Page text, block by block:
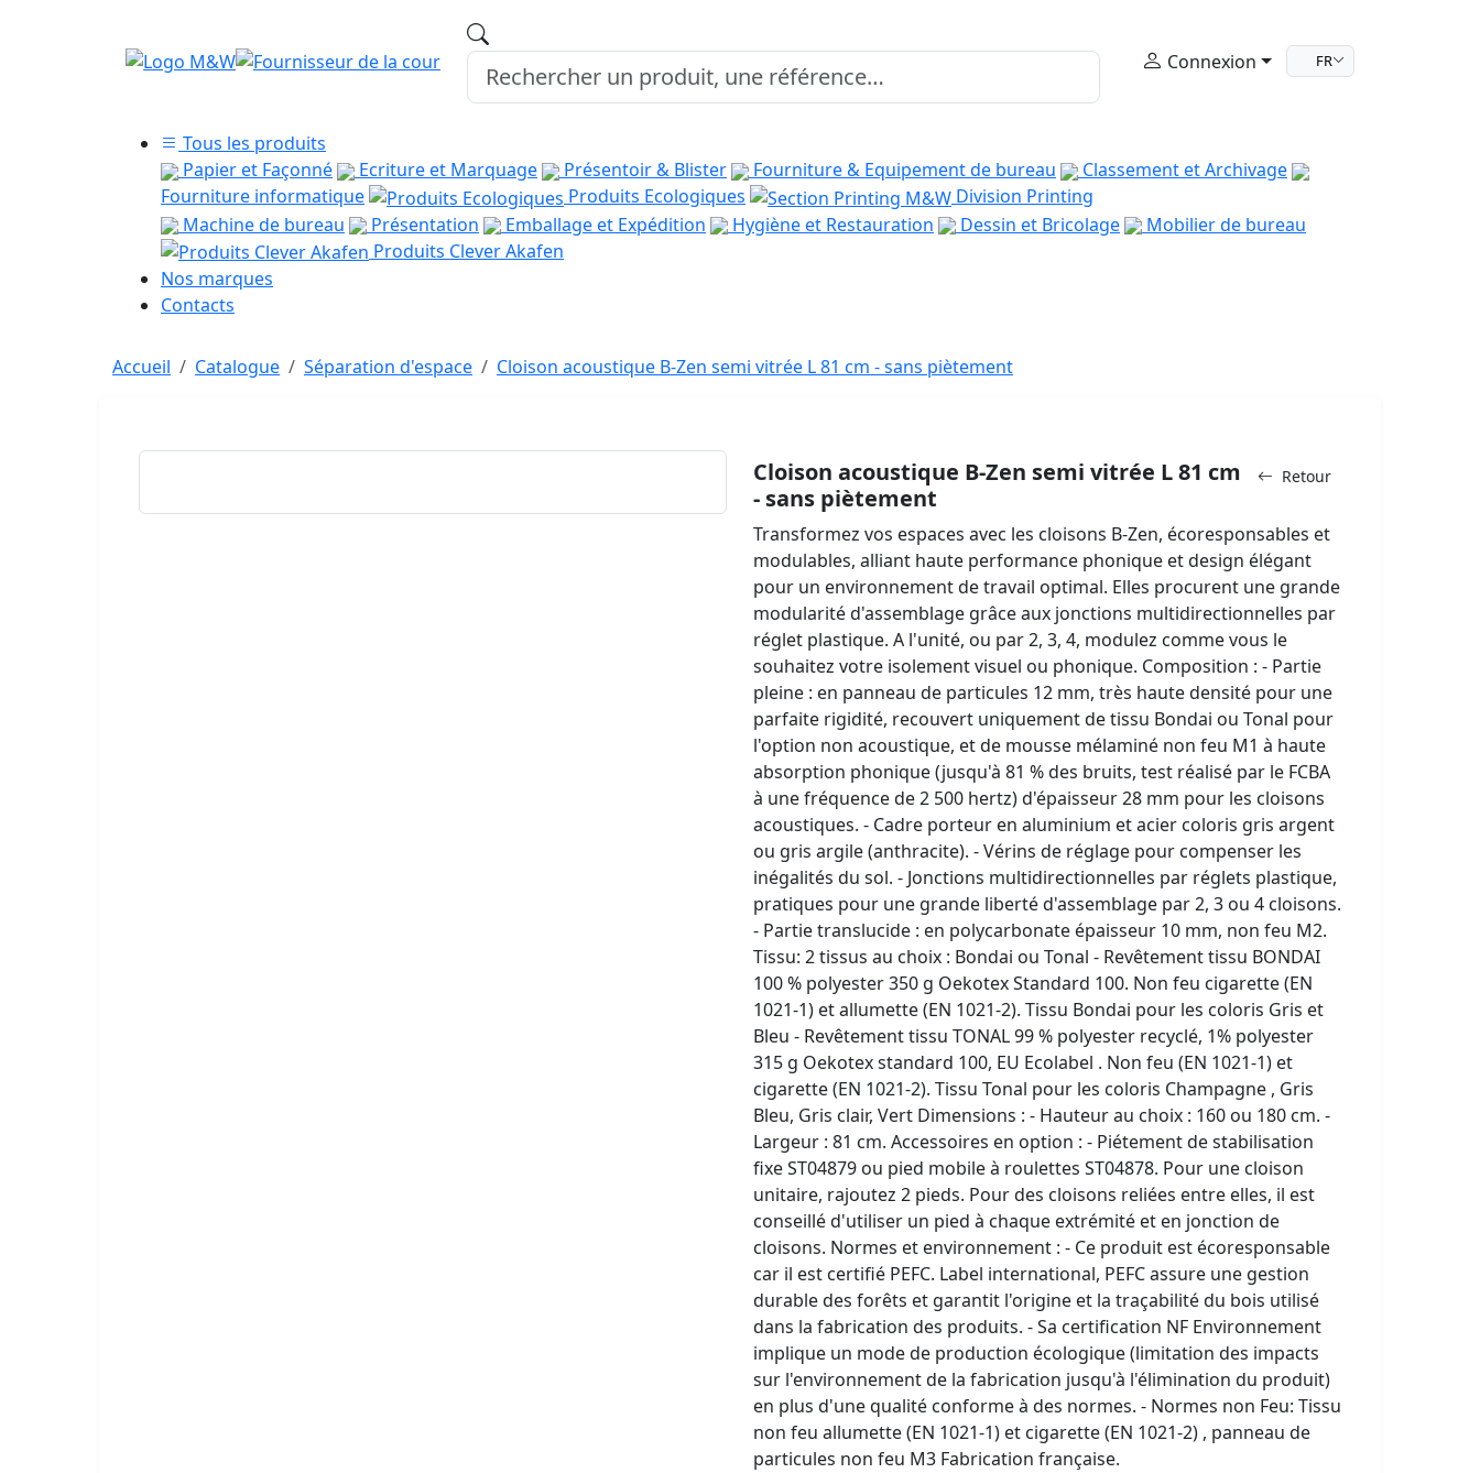
Connexion FR
Tous les produits
Papier et Façonné
Ecriture et Marquage Présentoir & Blister Fourniture & Equipement de bureau
Classement et Archivage
Fourniture informatique
Produits Ecologiques
Division Printing
Machine de bureau
Présentation Emballage et Expédition Hygiène et Restauration Dessin et Bricolage
Mobilier de bureau
Produits Clever Akafen
Nos marques
Contacts
Accueil Catalogue Séparation d'espace Cloison acoustique B-Zen semi vitrée L 81 cm - sans piètement
Retour
Cloison acoustique B-Zen semi vitrée L 81 cm
- sans piètement
Transformez vos espaces avec les cloisons B-Zen, écoresponsables et
modulables, alliant haute performance phonique et design élégant
pour un environnement de travail optimal. Elles procurent une grande
modularité d'assemblage grâce aux jonctions multidirectionnelles par
réglet plastique. A l'unité, ou par 2, 3, 4, modulez comme vous le
souhaitez votre isolement visuel ou phonique. Composition : - Partie
pleine : en panneau de particules 12 mm, très haute densité pour une
parfaite rigidité, recouvert uniquement de tissu Bondai ou Tonal pour
l'option non acoustique, et de mousse mélaminé non feu M1 à haute
absorption phonique (jusqu'à 81 % des bruits, test réalisé par le FCBA
à une fréquence de 2 500 hertz) d'épaisseur 28 mm pour les cloisons
acoustiques. - Cadre porteur en aluminium et acier coloris gris argent
ou gris argile (anthracite). - Vérins de réglage pour compenser les
inégalités du sol. - Jonctions multidirectionnelles par réglets plastique,
pratiques pour une grande liberté d'assemblage par 2, 3 ou 4 cloisons.
- Partie translucide : en polycarbonate épaisseur 10 mm, non feu M2.
Tissu: 2 tissus au choix : Bondai ou Tonal - Revêtement tissu BONDAI
100 % polyester 350 g Oekotex Standard 100. Non feu cigarette (EN
1021-1) et allumette (EN 1021-2). Tissu Bondai pour les coloris Gris et
Bleu - Revêtement tissu TONAL 99 % polyester recyclé, 1% polyester
315 g Oekotex standard 100, EU Ecolabel . Non feu (EN 1021-1) et
cigarette (EN 1021-2). Tissu Tonal pour les coloris Champagne , Gris
Bleu, Gris clair, Vert Dimensions : - Hauteur au choix : 160 ou 180 cm. -
Largeur : 81 cm. Accessoires en option : - Piétement de stabilisation
fixe ST04879 ou pied mobile à roulettes ST04878. Pour une cloison
unitaire, rajoutez 2 pieds. Pour des cloisons reliées entre elles, il est
conseillé d'utiliser un pied à chaque extrémité et en jonction de
cloisons. Normes et environnement : - Ce produit est écoresponsable
car il est certifié PEFC. Label international, PEFC assure une gestion
durable des forêts et garantit l'origine et la traçabilité du bois utilisé
dans la fabrication des produits. - Sa certification NF Environnement
implique un mode de production écologique (limitation des impacts
sur l'environnement de la fabrication jusqu'à l'élimination du produit)
en plus d'une qualité conforme à des normes. - Normes non Feu: Tissu
non feu allumette (EN 1021-1) et cigarette (EN 1021-2) , panneau de
particules non feu M3 Fabrication française.